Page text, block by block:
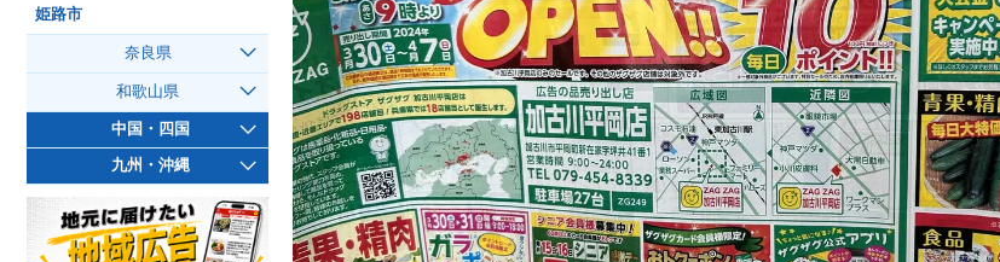
姫路市
奈良県
和歌山県
中国・四国
九州・沖縄